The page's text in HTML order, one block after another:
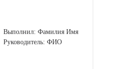
Выполнил: Фамилия Имя
Руководитель: ФИО